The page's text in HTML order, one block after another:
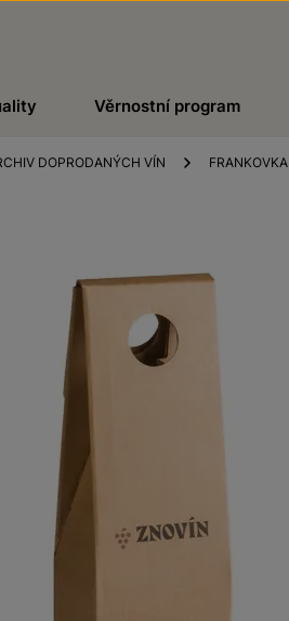
Věrnostní program
DOPRODANÝCH VÍN FRANKOVKA